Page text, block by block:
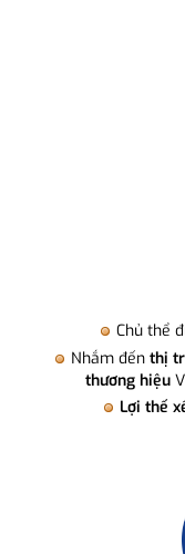
Chủ thể
Nhắm đến thị
thương hiệu
Lợi thế